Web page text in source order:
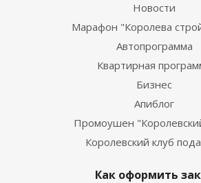
Новости
Марафон "Королева
Автопрограмма
Квартирная
Бизнес
Апиблог
Промоушен
Королевский клуб
Как оформить